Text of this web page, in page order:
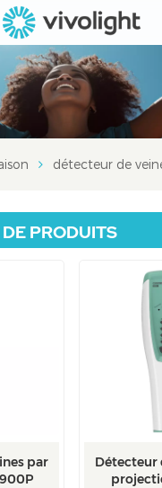
détecteur de
PRODUITS
par
Détecteur